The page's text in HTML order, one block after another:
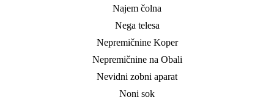
Najem čolna
Nega telesa
Nepremičnine Koper
Nepremičnine na Obali
Nevidni zobni aparat
Noni sok